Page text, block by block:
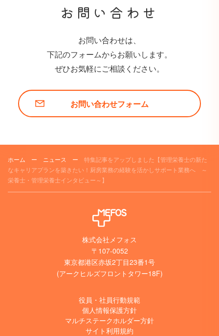
お問い合わせ
お問い合わせは、
下記のフォームからお願いします。
ぜひお気軽にご相談ください。
お問い合わせフォーム
ホーム ー ニュース ー 特集記事をアップしました【管理栄養士の新た
なキャリアプランを築きたい！厨房業務の経験を活かしサポート業務へ ～
栄養士・管理栄養士インタビュー～】
株式会社メフォス
〒107-0052
東京都港区赤坂2丁目23番1号
(アークヒルズフロントタワー18F)
役員・社員行動規範
個人情報保護方針
マルチステークホルダー方針
サイト利用規約